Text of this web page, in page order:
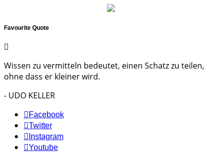
Favourite Quote
Wissen zu vermitteln bedeutet, einen Schatz zu teilen,
ohne dass er kleiner wird.
- UDO KELLER
Facebook
Twitter
Instagram
Youtube